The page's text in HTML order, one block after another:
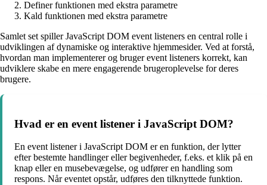
Definer funktionen med ekstra parametre
Kald funktionen med ekstra parametre
Samlet set spiller JavaScript DOM event listeners en central rolle i
udviklingen af dynamiske og interaktive hjemmesider. Ved at forstå,
hvordan man implementerer og bruger event listeners korrekt, kan
udviklere skabe en mere engagerende brugeroplevelse for deres
brugere.
Hvad er en event listener i JavaScript DOM?
En event listener i JavaScript DOM er en funktion, der lytter
efter bestemte handlinger eller begivenheder, f.eks. et klik på en
knap eller en musebevægelse, og udfører en handling som
respons. Når eventet opstår, udføres den tilknyttede funktion.